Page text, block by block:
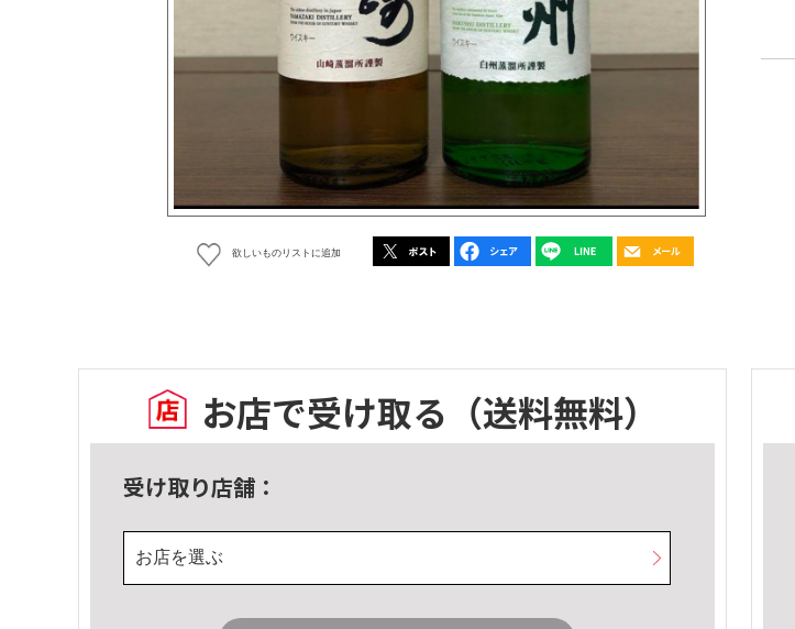
欲しいものリストに追加
お店で受け取る （送料無料）
受け取り店舗：
お店を選ぶ